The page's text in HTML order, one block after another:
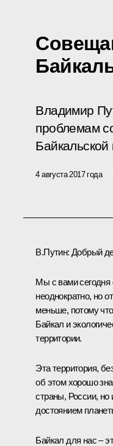
Владимир
проблемам
4 августа 2017 года
В.Путин: Добрый
Мы с вами сегодня
неоднократно, но
меньше, потому
Байкал и
территории.
Эта территория,
об этом хорошо
страны, России, но
достоянием
Байкал для нас –